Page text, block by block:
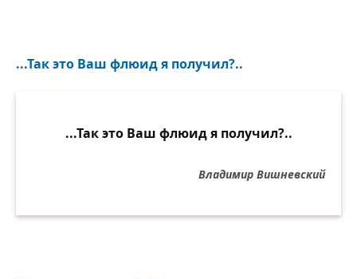
...Так это Ваш флюид я получил?..
...Так это Ваш флюид я получил?..
Владимир Вишневский